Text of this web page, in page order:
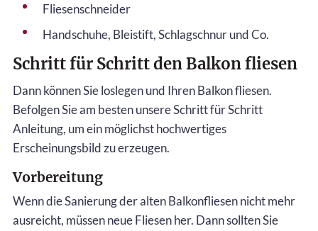
Fliesenschneider
Handschuhe, Bleistift, Schlagschnur und Co.
Schritt für Schritt den Balkon fliesen
Dann können Sie loslegen und Ihren Balkon fliesen.
Befolgen Sie am besten unsere Schritt für Schritt
Anleitung, um ein möglichst hochwertiges
Erscheinungsbild zu erzeugen.
Vorbereitung
Wenn die Sanierung der alten Balkonfliesen nicht mehr
ausreicht, müssen neue Fliesen her. Dann sollten Sie